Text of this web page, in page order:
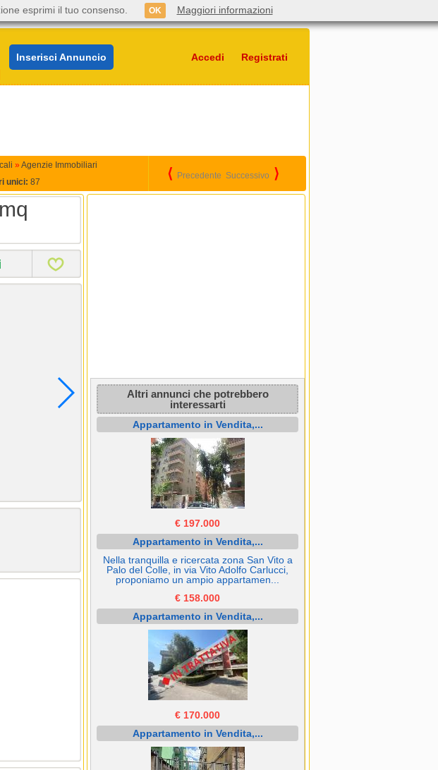
Inserisci Annuncio Accedi Registrati
» Agenzie Immobiliari
unici: 87
⟨ Precedente Successivo ⟩
Altri annunci che potrebbero
interessarti
Appartamento in Vendita,...
€ 197.000
Appartamento in Vendita,...
Nella tranquilla e ricercata zona San Vito a
Palo del Colle, in via Vito Adolfo Carlucci,
proponiamo un ampio appartamen...
€ 158.000
Appartamento in Vendita,...
€ 170.000
Appartamento in Vendita,...
esprimi il tuo consenso. OK Maggiori informazioni